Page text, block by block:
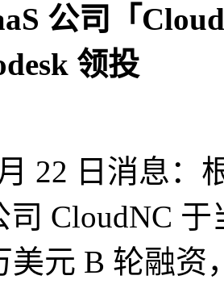
公司「
领投
22 日消息：
司 CloudNC
美元 B 轮融资